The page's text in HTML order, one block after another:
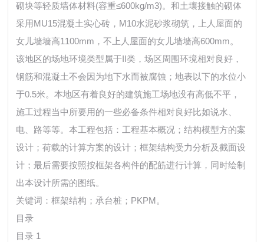
砌块等轻质墙体材料(容重≤600kg/m3)。和土壤接触的砌体
采用MU15混凝土实心砖，M10水泥砂浆砌筑，上人屋面的
女儿墙墙高1100mm，不上人屋面的女儿墙墙高600mm。
该地区的场地环境类型属于II类，场区周围环境相对良好，
钢筋和混凝土不会因为地下水而被腐蚀；地表以下的水位小
于0.5米。本地区有着良好的建筑施工场地没有高低不平，
施工过程当中所要用的一些必备条件相对良好比如说水、
电、路等等。本工程包括：工程基本概况；结构模型方的案
设计；荷载的计算方案的设计；框架结构受力分析及截面设
计；最后需要按照按框架各构件的配筋进行计算，同时绘制
出本设计所需的图纸。
关键词：框架结构；承台桩；PKPM。
目录
目录 1